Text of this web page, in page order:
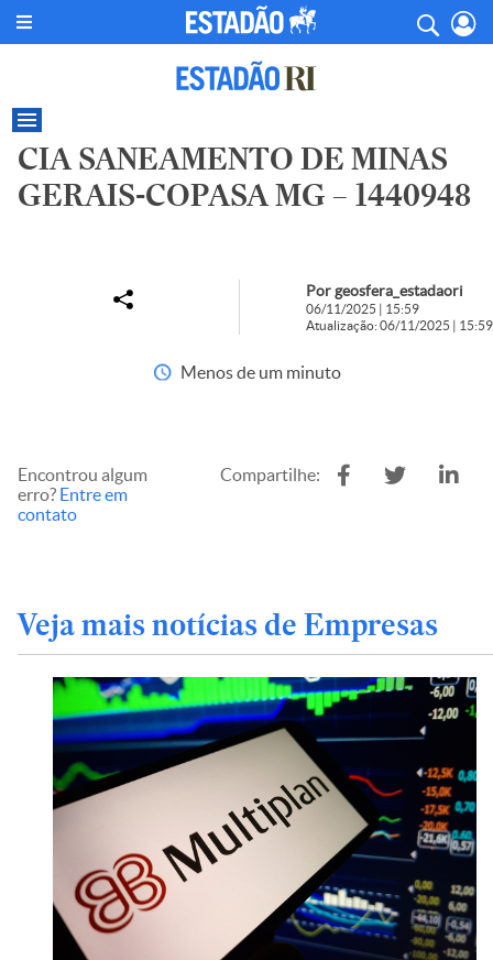
CIA SANEAMENTO DE MINAS
GERAIS-COPASA MG – 1440948
Por geosfera_estadaori
06/11/2025 | 15:59
Atualização: 06/11/2025 | 15:59
Menos de um minuto
Encontrou algum
erro? Entre em
contato
Compartilhe:
Veja mais notícias de Empresas